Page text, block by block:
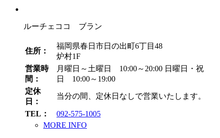
ルーチェココ ブラン
住所：
福岡県春日市日の出町6丁目48
炉村1F
営業時
間：
月曜日～土曜日 10:00～20:00 日曜日・祝
日 10:00～19:00
定休
日：
当分の間、定休日なしで営業いたします。
TEL：
092-575-1005
MORE INFO